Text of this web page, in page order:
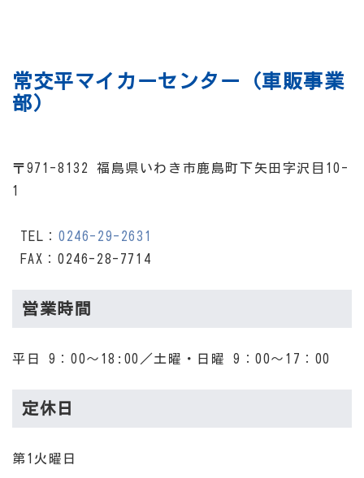
常交平マイカーセンター（車販事業
部）
〒971-8132 福島県いわき市鹿島町下矢田字沢目10-
1
TEL： 0246-29-2631
FAX：0246-28-7714
営業時間
平日 9：00～18:00／土曜・日曜 9：00～17：00
定休日
第1火曜日